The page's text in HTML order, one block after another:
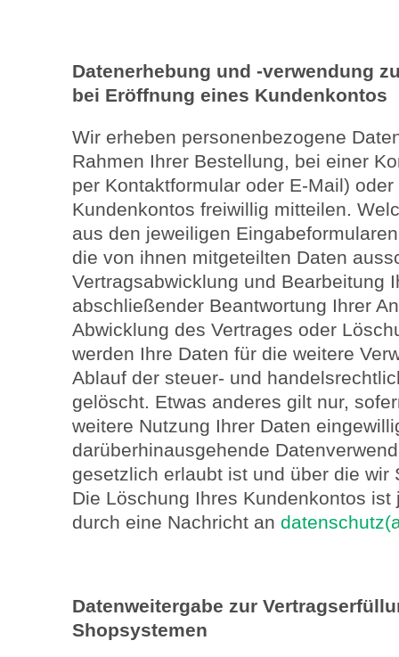
Datenerhebung und -verwendung
bei Eröffnung eines Kundenkontos
Wir erheben personenbezogene
Rahmen Ihrer Bestellung, bei einer
per Kontaktformular oder E-Mail)
Kundenkontos freiwillig mitteilen.
aus den jeweiligen
die von ihnen mitgeteilten Daten
Vertragsabwicklung und Bearbeitung
abschließender Beantwortung Ihrer
Abwicklung des Vertrages oder
werden Ihre Daten für die weitere
Ablauf der steuer- und
gelöscht. Etwas anderes gilt nur,
weitere Nutzung Ihrer Daten
darüberhinausgehende
gesetzlich erlaubt ist und über die wir
Die Löschung Ihres Kundenkontos
durch eine Nachricht an
Datenweitergabe zur
Shopsystemen